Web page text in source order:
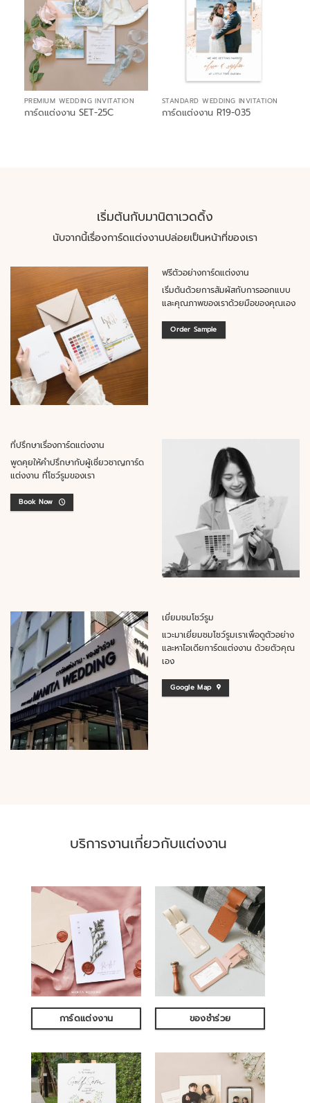
PREMIUM WEDDING INVITATION
การ์ดแต่งงาน SET-25C
STANDARD WEDDING INVITATION
การ์ดแต่งงาน R19-035
เริ่มต้นกับมานิตาเวดดิ้ง
นับจากนี้เรื่องการ์ดแต่งงานปล่อยเป็นหน้าที่ของเรา
ฟรีตัวอย่างการ์ดแต่งงาน
เริ่มต้นด้วยการสัมผัสกับการออกแบบ
และคุณภาพของเราด้วยมือของคุณเอง
Order Sample
ที่ปรึกษาเรื่องการ์ดแต่งงาน
พูดคุยให้คำปรึกษากับผู้เชี่ยวชาญการ์ด
แต่งงาน ที่โชว์รูมของเรา
Book Now
เยี่ยมชมโชว์รูม
แวะมาเยี่ยมชมโชว์รูมเราเพื่อดูตัวอย่าง
และหาไอเดียการ์ดแต่งงาน ด้วยตัวคุณ
เอง
Google Map
บริการงานเกี่ยวกับแต่งงาน
การ์ดแต่งงาน ของชำร่วย